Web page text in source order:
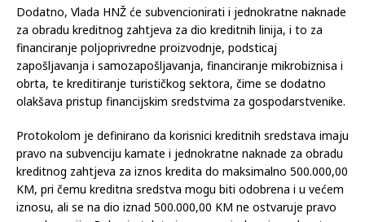
Dodatno, Vlada HNŽ će subvencionirati i jednokratne naknade
za obradu kreditnog zahtjeva za dio kreditnih linija, i to za
financiranje poljoprivredne proizvodnje, podsticaj
zapošljavanja i samozapošljavanja, financiranje mikrobiznisa i
obrta, te kreditiranje turističkog sektora, čime se dodatno
olakšava pristup financijskim sredstvima za gospodarstvenike.
Protokolom je definirano da korisnici kreditnih sredstava imaju
pravo na subvenciju kamate i jednokratne naknade za obradu
kreditnog zahtjeva za iznos kredita do maksimalno 500.000,00
KM, pri čemu kreditna sredstva mogu biti odobrena i u većem
iznosu, ali se na dio iznad 500.000,00 KM ne ostvaruje pravo